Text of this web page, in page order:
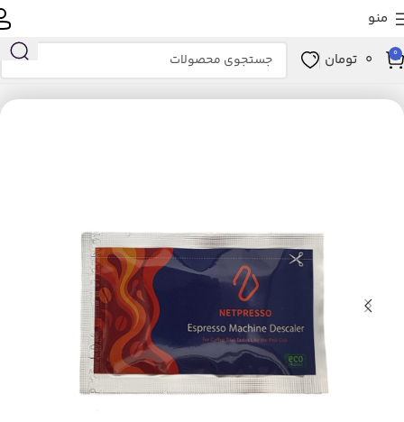
منو
0
0 تومان
خانه لوازم خانگی برقی نوشیدنی ساز لوازم جانبی و مصرفی نوشیدنی‌ساز